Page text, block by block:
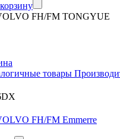
FH/FM TONGYUE
товары
FH/FM Emmerre